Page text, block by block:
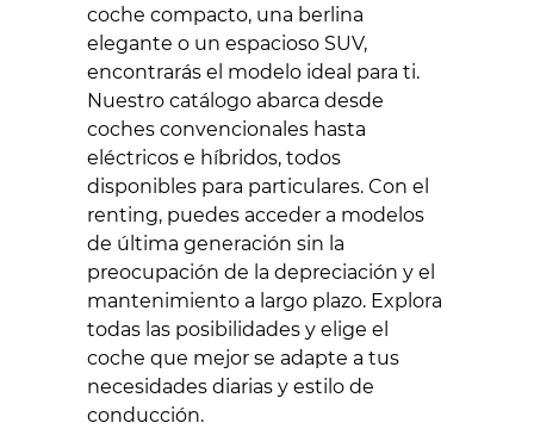
coche compacto, una berlina
elegante o un espacioso SUV,
encontrarás el modelo ideal para ti.
Nuestro catálogo abarca desde
coches convencionales hasta
eléctricos e híbridos, todos
disponibles para particulares. Con el
renting, puedes acceder a modelos
de última generación sin la
preocupación de la depreciación y el
mantenimiento a largo plazo. Explora
todas las posibilidades y elige el
coche que mejor se adapte a tus
necesidades diarias y estilo de
conducción.